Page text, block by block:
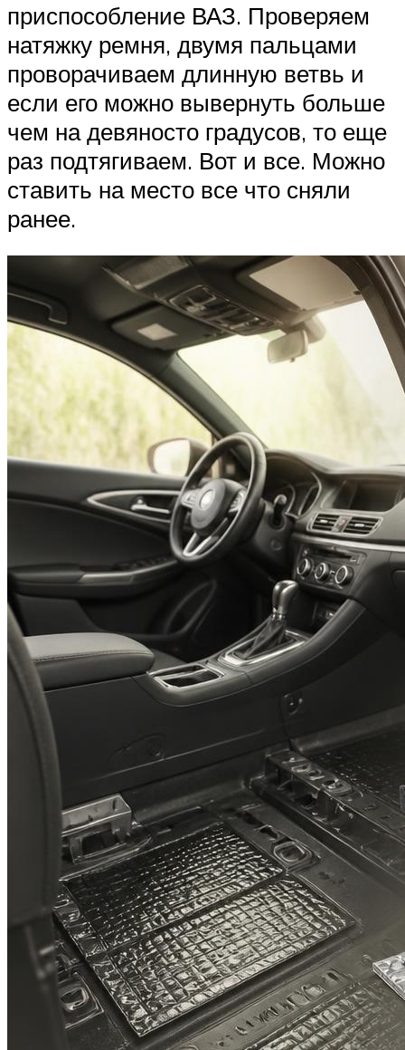
приспособление ВАЗ. Проверяем
натяжку ремня, двумя пальцами
проворачиваем длинную ветвь и
если его можно вывернуть больше
чем на девяносто градусов, то еще
раз подтягиваем. Вот и все. Можно
ставить на место все что сняли
ранее.